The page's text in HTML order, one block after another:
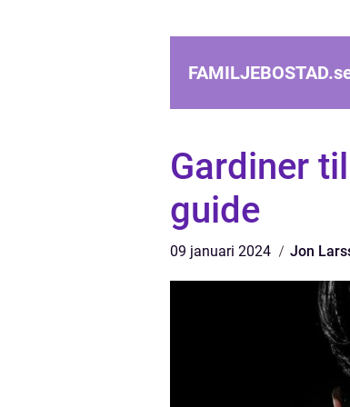
FAMILJEBOSTAD.
Gardiner
guide
09 januari 2024 Jon